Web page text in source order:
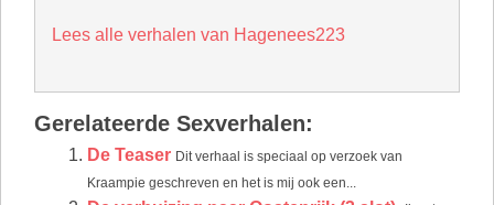
Lees alle verhalen van Hagenees223
Gerelateerde Sexverhalen:
De Teaser Dit verhaal is speciaal op verzoek van
Kraampie geschreven en het is mij ook een...